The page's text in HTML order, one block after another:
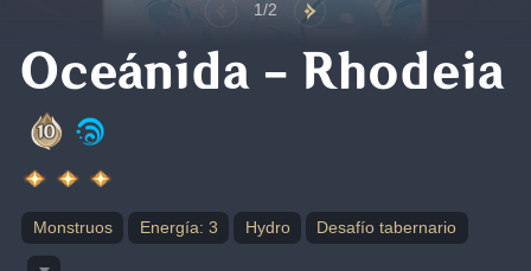
1/2
Oceánida - Rhodeia
Monstruos Energía: 3 Hydro Desafío tabernario